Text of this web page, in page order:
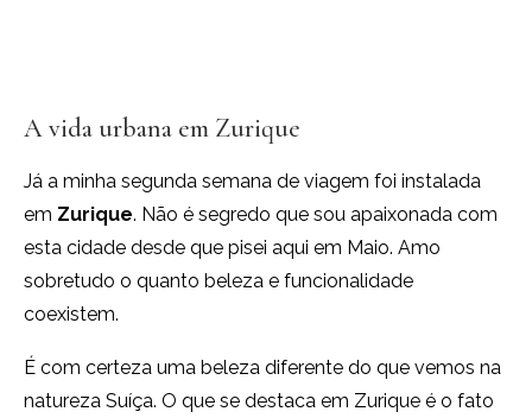
A vida urbana em Zurique
Já a minha segunda semana de viagem foi instalada
em Zurique. Não é segredo que sou apaixonada com
esta cidade desde que pisei aqui em Maio. Amo
sobretudo o quanto beleza e funcionalidade
coexistem.
É com certeza uma beleza diferente do que vemos na
natureza Suíça. O que se destaca em Zurique é o fato